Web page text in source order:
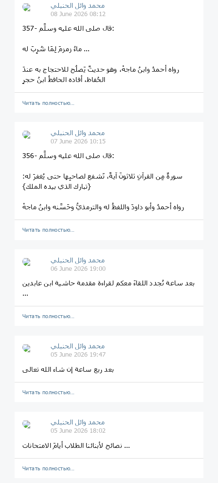
محمد وائل الحنبلي
08 June 2026 08:12
357- قال صلى الله عليه وسلَّم:
ماءُ زمزمَ لِمَا شُرِبَ له ...
رواه أحمدُ وابنُ ماجهْ، وهو حديثٌ يَصلُح للاحتجاج به عندَ
الحُفاظ، أفاده الحافظُ ابنُ حجرٍ
Читать полностью…
محمد وائل الحنبلي
07 June 2026 10:15
356- قال صلى الله عليه وسلَّم:
سورةٌ مِن القرآنِ ثلاثونَ آيةً، تَشفع لصاحبِها حتى يُغفرَ له:
{تبارك الذي بيده الملك}
رواه أحمدُ وأبو داودَ واللفظُ له والترمذيُّ وحَسَّنه وابنُ ماجهْ
Читать полностью…
محمد وائل الحنبلي
06 June 2026 19:00
بعد ساعة نُجدد اللقاءَ معكم لقراءة مقدمة حاشية ابن عابدين
...
Читать полностью…
محمد وائل الحنبلي
05 June 2026 19:47
بعد ربع ساعة إن شاء الله تعالى
Читать полностью…
محمد وائل الحنبلي
05 June 2026 18:02
نصائح لأبنائنا الطلاب أيامَ الامتحانات ...
Читать полностью…